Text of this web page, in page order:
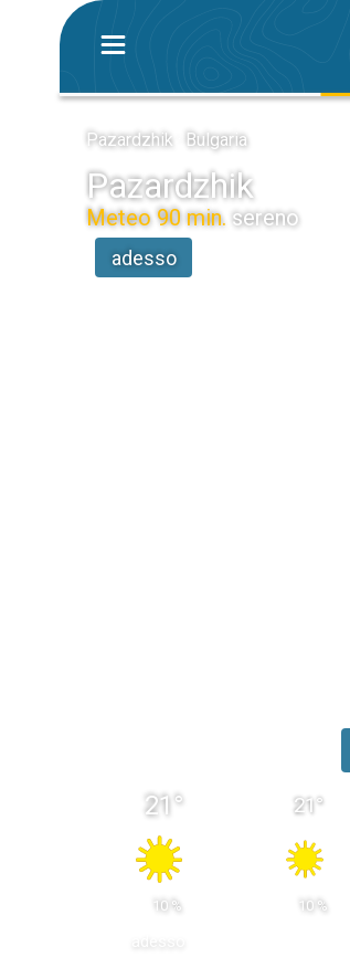
Pazardzhik · Bulgaria
Pazardzhik
Meteo 90 min. sereno
adesso
21°
10 %
21°
10 %